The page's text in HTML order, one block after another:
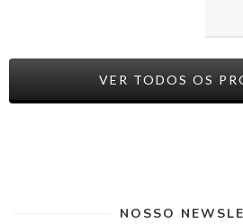
VER TODOS OS
NOSSO